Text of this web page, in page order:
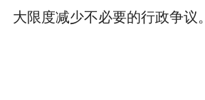
大限度减少不必要的行政争议。